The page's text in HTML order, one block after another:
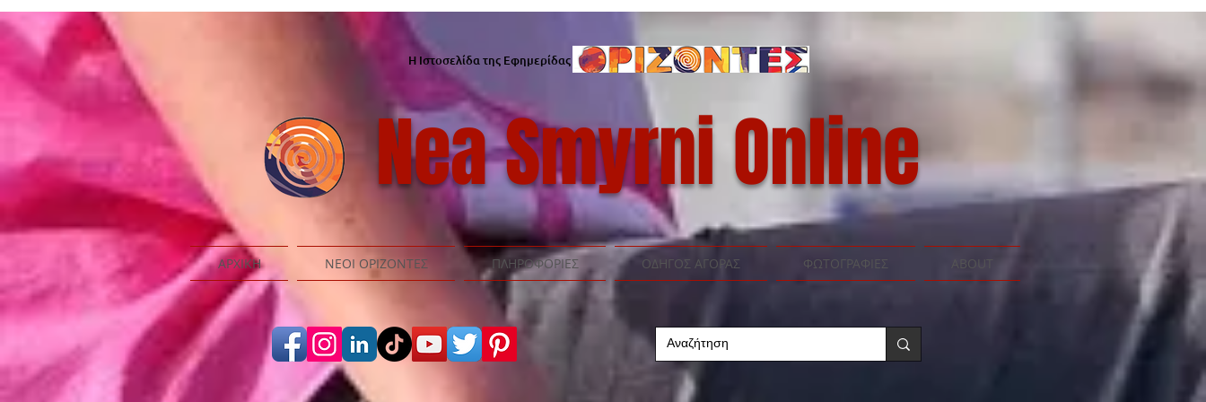
Η Ιστοσελίδα της Εφημερίδας
Nea Smyrni Online
ΑΡΧΙΚΗ ΝΕΟΙ ΟΡΙΖΟΝΤΕΣ ΠΛΗΡΟΦΟΡΙΕΣ ΟΔΗΓΟΣ ΑΓΟΡΑΣ ΦΩΤΟΓΡΑΦΙΕΣ ABOUT